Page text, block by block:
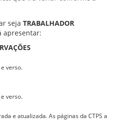
seja TRABALHADOR
apresentar:
verso.
verso.
e atualizada. As páginas da CTPS a